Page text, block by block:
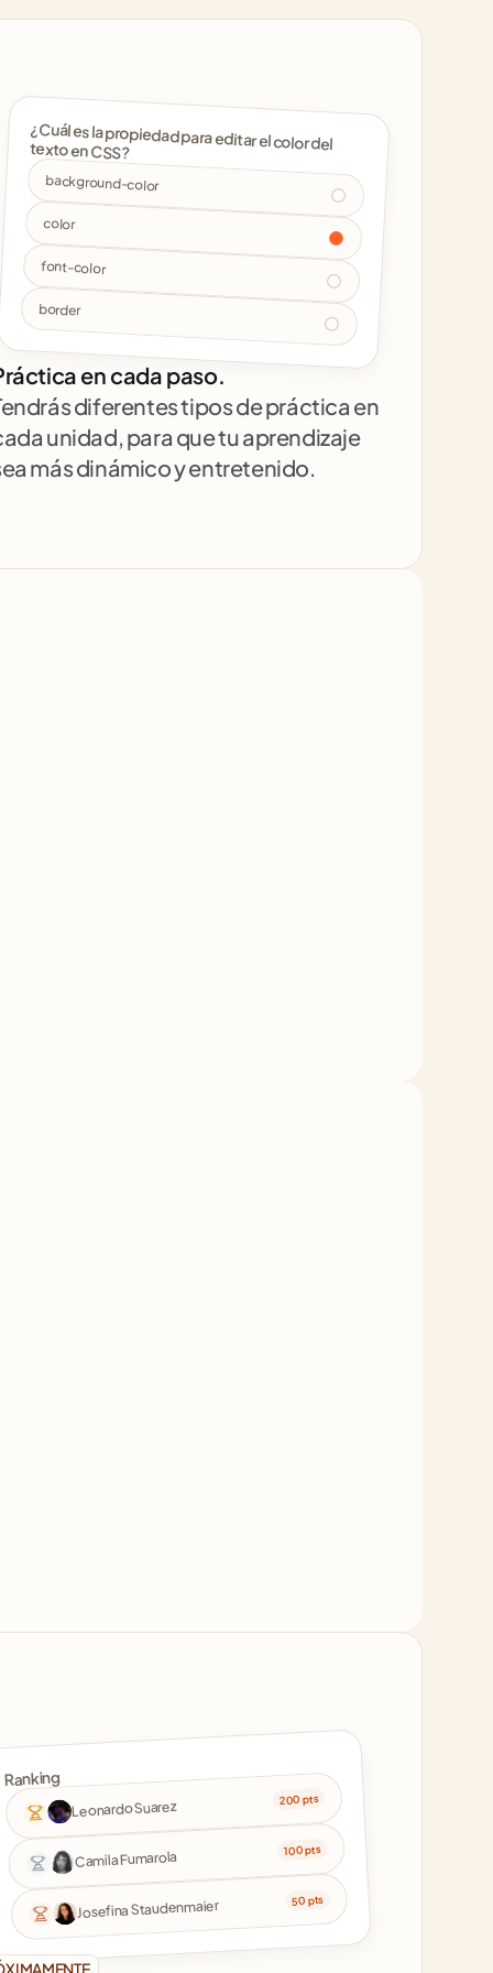
texto en CSS?
background-color
color
font-color
border
en cada paso.
diferentes tipos de práctica en
unidad, para que tu aprendizaje
más dinámico y entretenido.
Ranking
Leonardo Suarez 200 pts
Camila Fumarola 100 pts
Josefina Staudenmaier 50 pts